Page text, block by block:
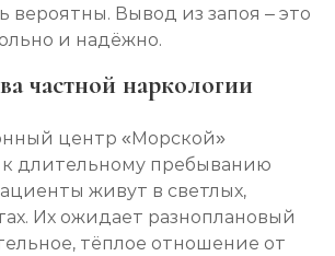
вероятны. Вывод из запоя – это
и надёжно.
частной наркологии
центр «Морской»
длительному пребыванию
живут в светлых,
Их ожидает разноплановый
тёплое отношение от